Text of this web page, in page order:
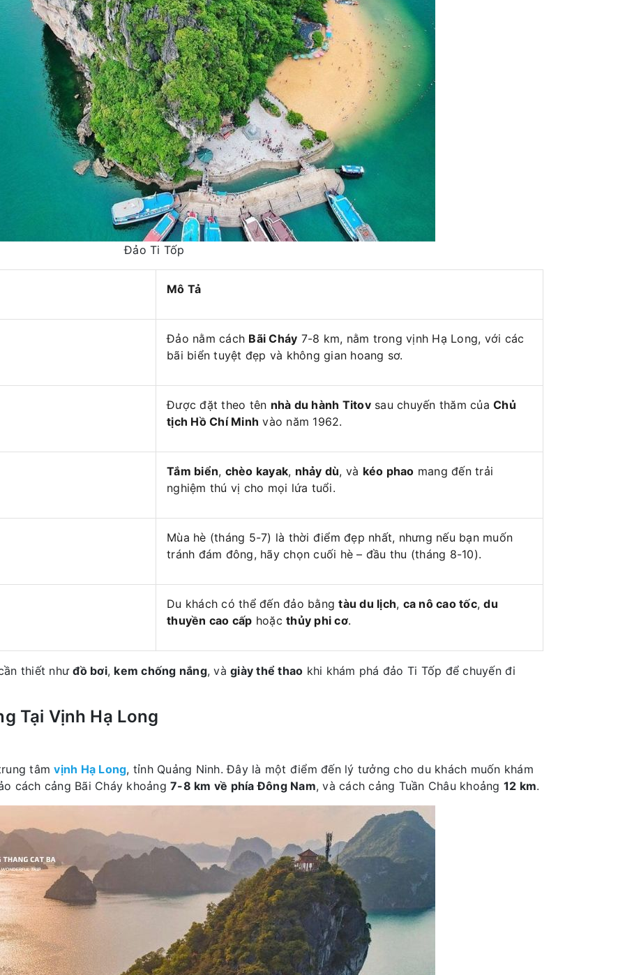
Đảo Ti Tốp
Mô Tả
Đảo nằm cách Bãi Cháy 7-8 km, nằm trong vịnh Hạ Long, với các
bãi biển tuyệt đẹp và không gian hoang sơ.
Được đặt theo tên nhà du hành Titovsau chuyến thăm của Chủ
tịch Hồ Chí Minh vào năm 1962.
Tắm biển, chèo kayak, nhảy dù, và kéo phao mang đến trải
nghiệm thú vị cho mọi lứa tuổi.
Mùa hè (tháng 5-7) là thời điểm đẹp nhất, nhưng nếu bạn muốn
tránh đám đông, hãy chọn cuối hè – đầu thu (tháng 8-10).
Du khách có thể đến đảo bằngtàu du lịch, ca nô cao tốc,du
thuyền cao cấp hoặc thủy phi cơ.
thiết nhưđồ bơi, kem chống nắng, và giày thể thao khi khám phá đảo Ti Tốp để chuyến đi
Tại Vịnh Hạ Long
tâmvịnh Hạ Long, tỉnh Quảng Ninh. Đây là một điểm đến lý tưởng cho du khách muốn khám
cách cảng Bãi Cháy khoảng 7-8 km về phía Đông Nam, và cách cảng Tuần Châu khoảng 12 km.